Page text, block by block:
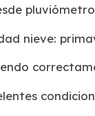
nieve: